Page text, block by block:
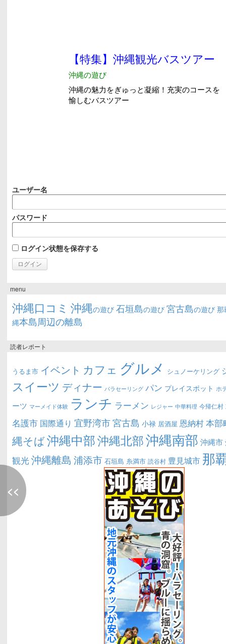
ユーザー名
パスワード
ログイン状態を保存する
menu
沖縄口コミ 沖縄の遊び 石垣島の遊び 宮古島の遊び 那
縄本島周辺の離島
読者レポート
うるま市 イベント カフェ グルメ シュノーケリング
スイーツ ディナー パラセーリング パン プレイスポット ホ
ーツ マーメイド体験 ランチ ラーメン レジャー 中華料理 今帰仁村
名護市 国際通り 宜野湾市宮古島 小禄 居酒屋 恩納村本部
縄そば沖縄中部沖縄北部沖縄南部 沖縄市
観光沖縄離島 浦添市 石垣島 糸満市 読谷村 豊見城市 那
<<